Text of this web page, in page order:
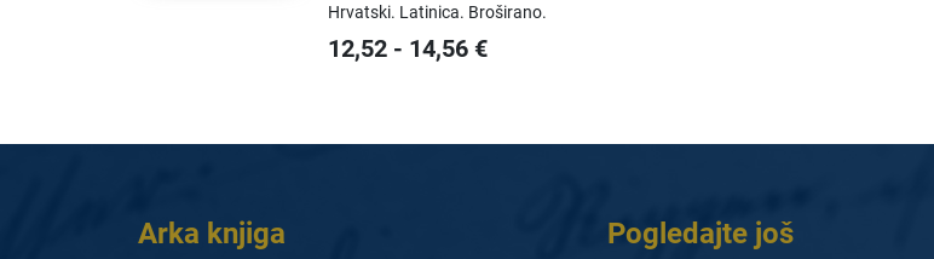
Hrvatski. Latinica. Broširano.
12,52 - 14,56 €
Arka knjiga Pogledajte još